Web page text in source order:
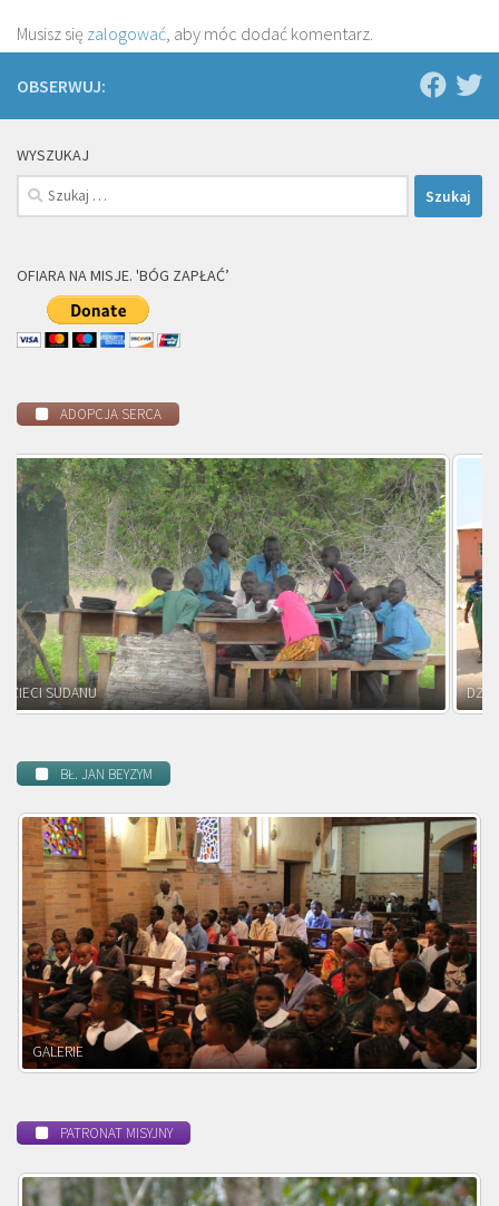
Musisz się zalogować, aby móc dodać komentarz.
OBSERWUJ:
WYSZUKAJ
Szukaj:
OFIARA NA MISJE. 'BÓG ZAPŁAĆ’
ADOPCJA SERCA
DZIECI ZAMBII
BŁ. JAN BEYZYM
POWOŁANIE MISYJNE
PATRONAT MISYJNY